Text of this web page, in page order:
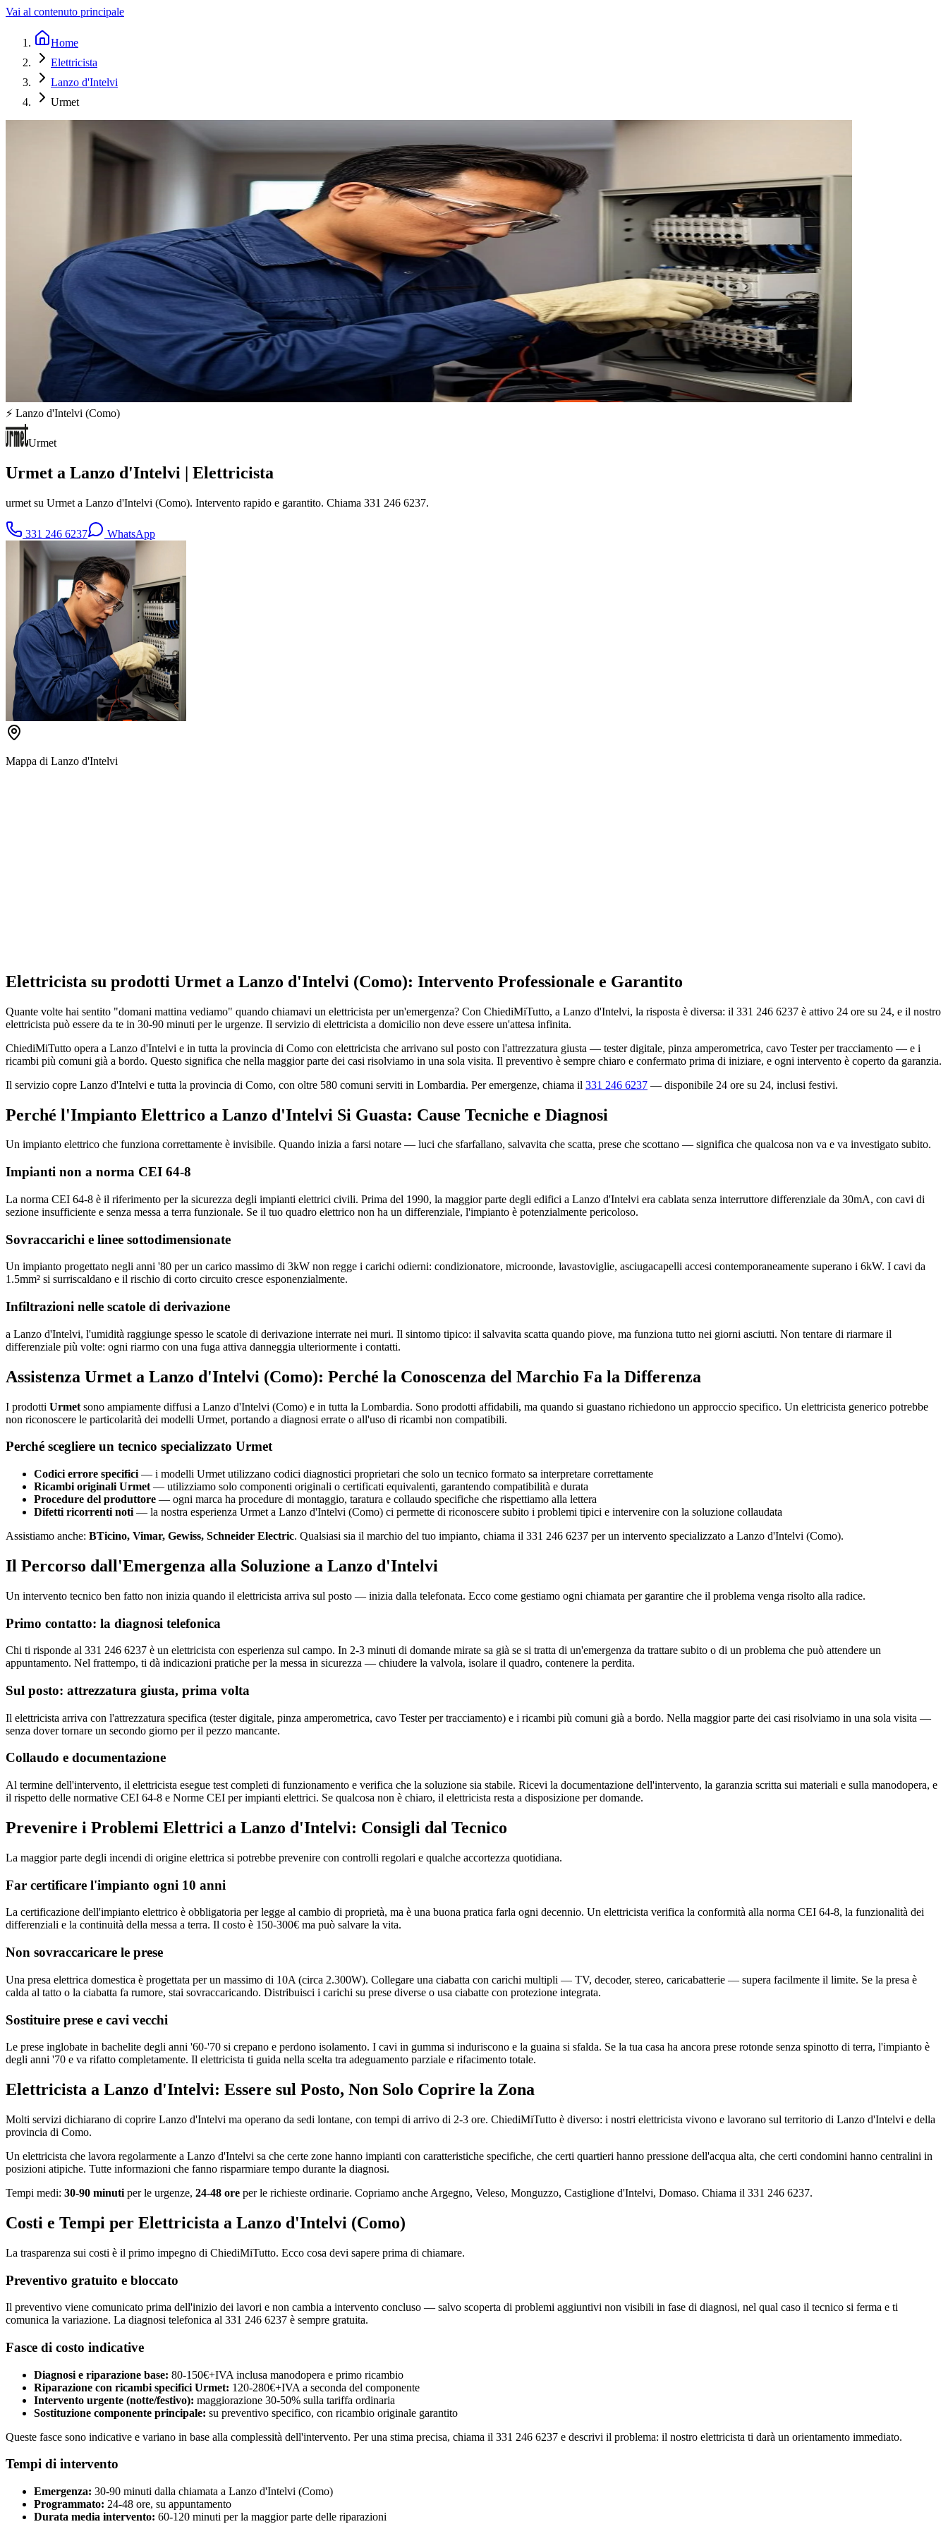
Vai al contenuto principale
Home
Elettricista
Lanzo d'Intelvi
Urmet
⚡ Lanzo d'Intelvi (Como)
Urmet
Urmet a Lanzo d'Intelvi | Elettricista
urmet su Urmet a Lanzo d'Intelvi (Como). Intervento rapido e garantito. Chiama 331 246 6237.
331 246 6237 WhatsApp
Mappa di Lanzo d'Intelvi
Elettricista su prodotti Urmet a Lanzo d'Intelvi (Como): Intervento Professionale e Garantito
Quante volte hai sentito "domani mattina vediamo" quando chiamavi un elettricista per un'emergenza? Con ChiediMiTutto, a Lanzo d'Intelvi, la risposta è diversa: il 331 246 6237 è attivo 24 ore su 24, e il nostro
elettricista può essere da te in 30-90 minuti per le urgenze. Il servizio di elettricista a domicilio non deve essere un'attesa infinita.
ChiediMiTutto opera a Lanzo d'Intelvi e in tutta la provincia di Como con elettricista che arrivano sul posto con l'attrezzatura giusta — tester digitale, pinza amperometrica, cavo Tester per tracciamento — e i
ricambi più comuni già a bordo. Questo significa che nella maggior parte dei casi risolviamo in una sola visita. Il preventivo è sempre chiaro e confermato prima di iniziare, e ogni intervento è coperto da garanzia.
Il servizio copre Lanzo d'Intelvi e tutta la provincia di Como, con oltre 580 comuni serviti in Lombardia. Per emergenze, chiama il 331 246 6237 — disponibile 24 ore su 24, inclusi festivi.
Perché l'Impianto Elettrico a Lanzo d'Intelvi Si Guasta: Cause Tecniche e Diagnosi
Un impianto elettrico che funziona correttamente è invisibile. Quando inizia a farsi notare — luci che sfarfallano, salvavita che scatta, prese che scottano — significa che qualcosa non va e va investigato subito.
Impianti non a norma CEI 64-8
La norma CEI 64-8 è il riferimento per la sicurezza degli impianti elettrici civili. Prima del 1990, la maggior parte degli edifici a Lanzo d'Intelvi era cablata senza interruttore differenziale da 30mA, con cavi di
sezione insufficiente e senza messa a terra funzionale. Se il tuo quadro elettrico non ha un differenziale, l'impianto è potenzialmente pericoloso.
Sovraccarichi e linee sottodimensionate
Un impianto progettato negli anni '80 per un carico massimo di 3kW non regge i carichi odierni: condizionatore, microonde, lavastoviglie, asciugacapelli accesi contemporaneamente superano i 6kW. I cavi da
1.5mm² si surriscaldano e il rischio di corto circuito cresce esponenzialmente.
Infiltrazioni nelle scatole di derivazione
a Lanzo d'Intelvi, l'umidità raggiunge spesso le scatole di derivazione interrate nei muri. Il sintomo tipico: il salvavita scatta quando piove, ma funziona tutto nei giorni asciutti. Non tentare di riarmare il
differenziale più volte: ogni riarmo con una fuga attiva danneggia ulteriormente i contatti.
Assistenza Urmet a Lanzo d'Intelvi (Como): Perché la Conoscenza del Marchio Fa la Differenza
I prodotti Urmet sono ampiamente diffusi a Lanzo d'Intelvi (Como) e in tutta la Lombardia. Sono prodotti affidabili, ma quando si guastano richiedono un approccio specifico. Un elettricista generico potrebbe
non riconoscere le particolarità dei modelli Urmet, portando a diagnosi errate o all'uso di ricambi non compatibili.
Perché scegliere un tecnico specializzato Urmet
Codici errore specifici — i modelli Urmet utilizzano codici diagnostici proprietari che solo un tecnico formato sa interpretare correttamente
Ricambi originali Urmet — utilizziamo solo componenti originali o certificati equivalenti, garantendo compatibilità e durata
Procedure del produttore — ogni marca ha procedure di montaggio, taratura e collaudo specifiche che rispettiamo alla lettera
Difetti ricorrenti noti — la nostra esperienza Urmet a Lanzo d'Intelvi (Como) ci permette di riconoscere subito i problemi tipici e intervenire con la soluzione collaudata
Assistiamo anche: BTicino, Vimar, Gewiss, Schneider Electric. Qualsiasi sia il marchio del tuo impianto, chiama il 331 246 6237 per un intervento specializzato a Lanzo d'Intelvi (Como).
Il Percorso dall'Emergenza alla Soluzione a Lanzo d'Intelvi
Un intervento tecnico ben fatto non inizia quando il elettricista arriva sul posto — inizia dalla telefonata. Ecco come gestiamo ogni chiamata per garantire che il problema venga risolto alla radice.
Primo contatto: la diagnosi telefonica
Chi ti risponde al 331 246 6237 è un elettricista con esperienza sul campo. In 2-3 minuti di domande mirate sa già se si tratta di un'emergenza da trattare subito o di un problema che può attendere un
appuntamento. Nel frattempo, ti dà indicazioni pratiche per la messa in sicurezza — chiudere la valvola, isolare il quadro, contenere la perdita.
Sul posto: attrezzatura giusta, prima volta
Il elettricista arriva con l'attrezzatura specifica (tester digitale, pinza amperometrica, cavo Tester per tracciamento) e i ricambi più comuni già a bordo. Nella maggior parte dei casi risolviamo in una sola visita —
senza dover tornare un secondo giorno per il pezzo mancante.
Collaudo e documentazione
Al termine dell'intervento, il elettricista esegue test completi di funzionamento e verifica che la soluzione sia stabile. Ricevi la documentazione dell'intervento, la garanzia scritta sui materiali e sulla manodopera, e
il rispetto delle normative CEI 64-8 e Norme CEI per impianti elettrici. Se qualcosa non è chiaro, il elettricista resta a disposizione per domande.
Prevenire i Problemi Elettrici a Lanzo d'Intelvi: Consigli dal Tecnico
La maggior parte degli incendi di origine elettrica si potrebbe prevenire con controlli regolari e qualche accortezza quotidiana.
Far certificare l'impianto ogni 10 anni
La certificazione dell'impianto elettrico è obbligatoria per legge al cambio di proprietà, ma è una buona pratica farla ogni decennio. Un elettricista verifica la conformità alla norma CEI 64-8, la funzionalità dei
differenziali e la continuità della messa a terra. Il costo è 150-300€ ma può salvare la vita.
Non sovraccaricare le prese
Una presa elettrica domestica è progettata per un massimo di 10A (circa 2.300W). Collegare una ciabatta con carichi multipli — TV, decoder, stereo, caricabatterie — supera facilmente il limite. Se la presa è
calda al tatto o la ciabatta fa rumore, stai sovraccaricando. Distribuisci i carichi su prese diverse o usa ciabatte con protezione integrata.
Sostituire prese e cavi vecchi
Le prese inglobate in bachelite degli anni '60-'70 si crepano e perdono isolamento. I cavi in gumma si induriscono e la guaina si sfalda. Se la tua casa ha ancora prese rotonde senza spinotto di terra, l'impianto è
degli anni '70 e va rifatto completamente. Il elettricista ti guida nella scelta tra adeguamento parziale e rifacimento totale.
Elettricista a Lanzo d'Intelvi: Essere sul Posto, Non Solo Coprire la Zona
Molti servizi dichiarano di coprire Lanzo d'Intelvi ma operano da sedi lontane, con tempi di arrivo di 2-3 ore. ChiediMiTutto è diverso: i nostri elettricista vivono e lavorano sul territorio di Lanzo d'Intelvi e della
provincia di Como.
Un elettricista che lavora regolarmente a Lanzo d'Intelvi sa che certe zone hanno impianti con caratteristiche specifiche, che certi quartieri hanno pressione dell'acqua alta, che certi condomini hanno centralini in
posizioni atipiche. Tutte informazioni che fanno risparmiare tempo durante la diagnosi.
Tempi medi: 30-90 minuti per le urgenze, 24-48 ore per le richieste ordinarie. Copriamo anche Argegno, Veleso, Monguzzo, Castiglione d'Intelvi, Domaso. Chiama il 331 246 6237.
Costi e Tempi per Elettricista a Lanzo d'Intelvi (Como)
La trasparenza sui costi è il primo impegno di ChiediMiTutto. Ecco cosa devi sapere prima di chiamare.
Preventivo gratuito e bloccato
Il preventivo viene comunicato prima dell'inizio dei lavori e non cambia a intervento concluso — salvo scoperta di problemi aggiuntivi non visibili in fase di diagnosi, nel qual caso il tecnico si ferma e ti
comunica la variazione. La diagnosi telefonica al 331 246 6237 è sempre gratuita.
Fasce di costo indicative
Diagnosi e riparazione base: 80-150€+IVA inclusa manodopera e primo ricambio
Riparazione con ricambi specifici Urmet: 120-280€+IVA a seconda del componente
Intervento urgente (notte/festivo): maggiorazione 30-50% sulla tariffa ordinaria
Sostituzione componente principale: su preventivo specifico, con ricambio originale garantito
Queste fasce sono indicative e variano in base alla complessità dell'intervento. Per una stima precisa, chiama il 331 246 6237 e descrivi il problema: il nostro elettricista ti darà un orientamento immediato.
Tempi di intervento
Emergenza: 30-90 minuti dalla chiamata a Lanzo d'Intelvi (Como)
Programmato: 24-48 ore, su appuntamento
Durata media intervento: 60-120 minuti per la maggior parte delle riparazioni